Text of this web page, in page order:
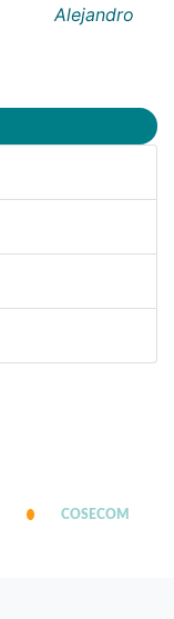
Alejandro
COSECOM